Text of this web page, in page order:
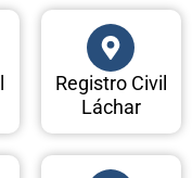
Registro Civil
Láchar